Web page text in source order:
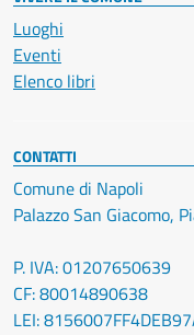
Luoghi
Eventi
Elenco libri
CONTATTI
Comune di Napoli
Palazzo San Giacomo,
P. IVA: 01207650639
CF: 80014890638
LEI: